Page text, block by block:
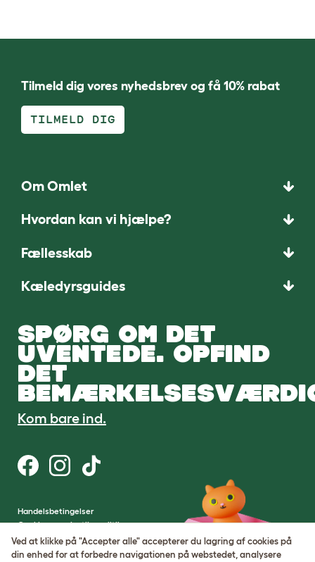
Tilmeld dig vores nyhedsbrev og få 10% rabat
TILMELD DIG
Om Omlet
Hvordan kan vi hjælpe?
Fællesskab
Kæledyrsguides
SPØRG OM DET
UVENTEDE. OPFIND
DET
Kom bare ind.
Handelsbetingelser
Cookie- og privatlivspolitik
Cookie Settings
Sitemap
Ved at klikke på "Accepter alle" accepterer du lagring af cookies på
din enhed for at forbedre navigationen på webstedet, analysere